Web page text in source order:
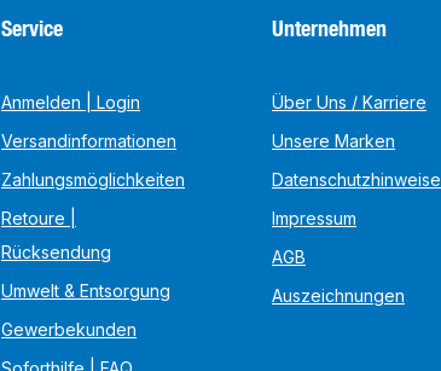
Service
Anmelden | Login
Versandinformationen
Zahlungsmöglichkeiten
Retoure |
Rücksendung
Umwelt & Entsorgung
Gewerbekunden
Unternehmen
Über Uns / Karriere
Unsere Marken
Datenschutzhinweise
Impressum
AGB
Auszeichnungen